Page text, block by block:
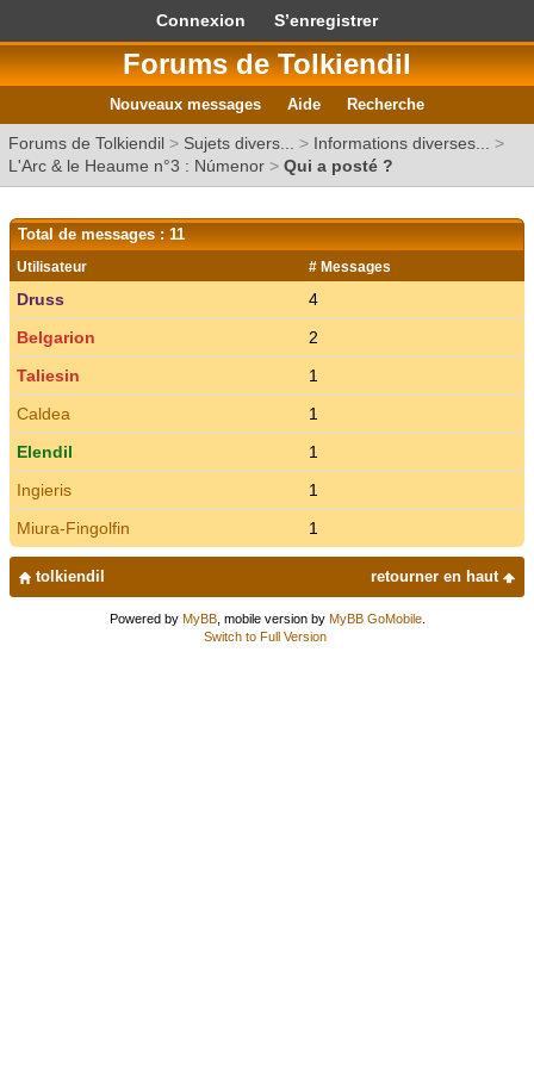
Connexion S’enregistrer
Forums de Tolkiendil
Nouveaux messages Aide Recherche
Forums de Tolkiendil > Sujets divers... > Informations diverses...
>
L'Arc & le Heaume n°3 : Númenor > Qui a posté ?
Total de messages : 11
Utilisateur # Messages
Druss
4
Belgarion
2
Taliesin
1
Caldea
1
Elendil
1
Ingieris
1
Miura-Fingolfin
1
retourner en haut
tolkiendil
Powered by MyBB, mobile version by MyBB GoMobile.
Switch to Full Version